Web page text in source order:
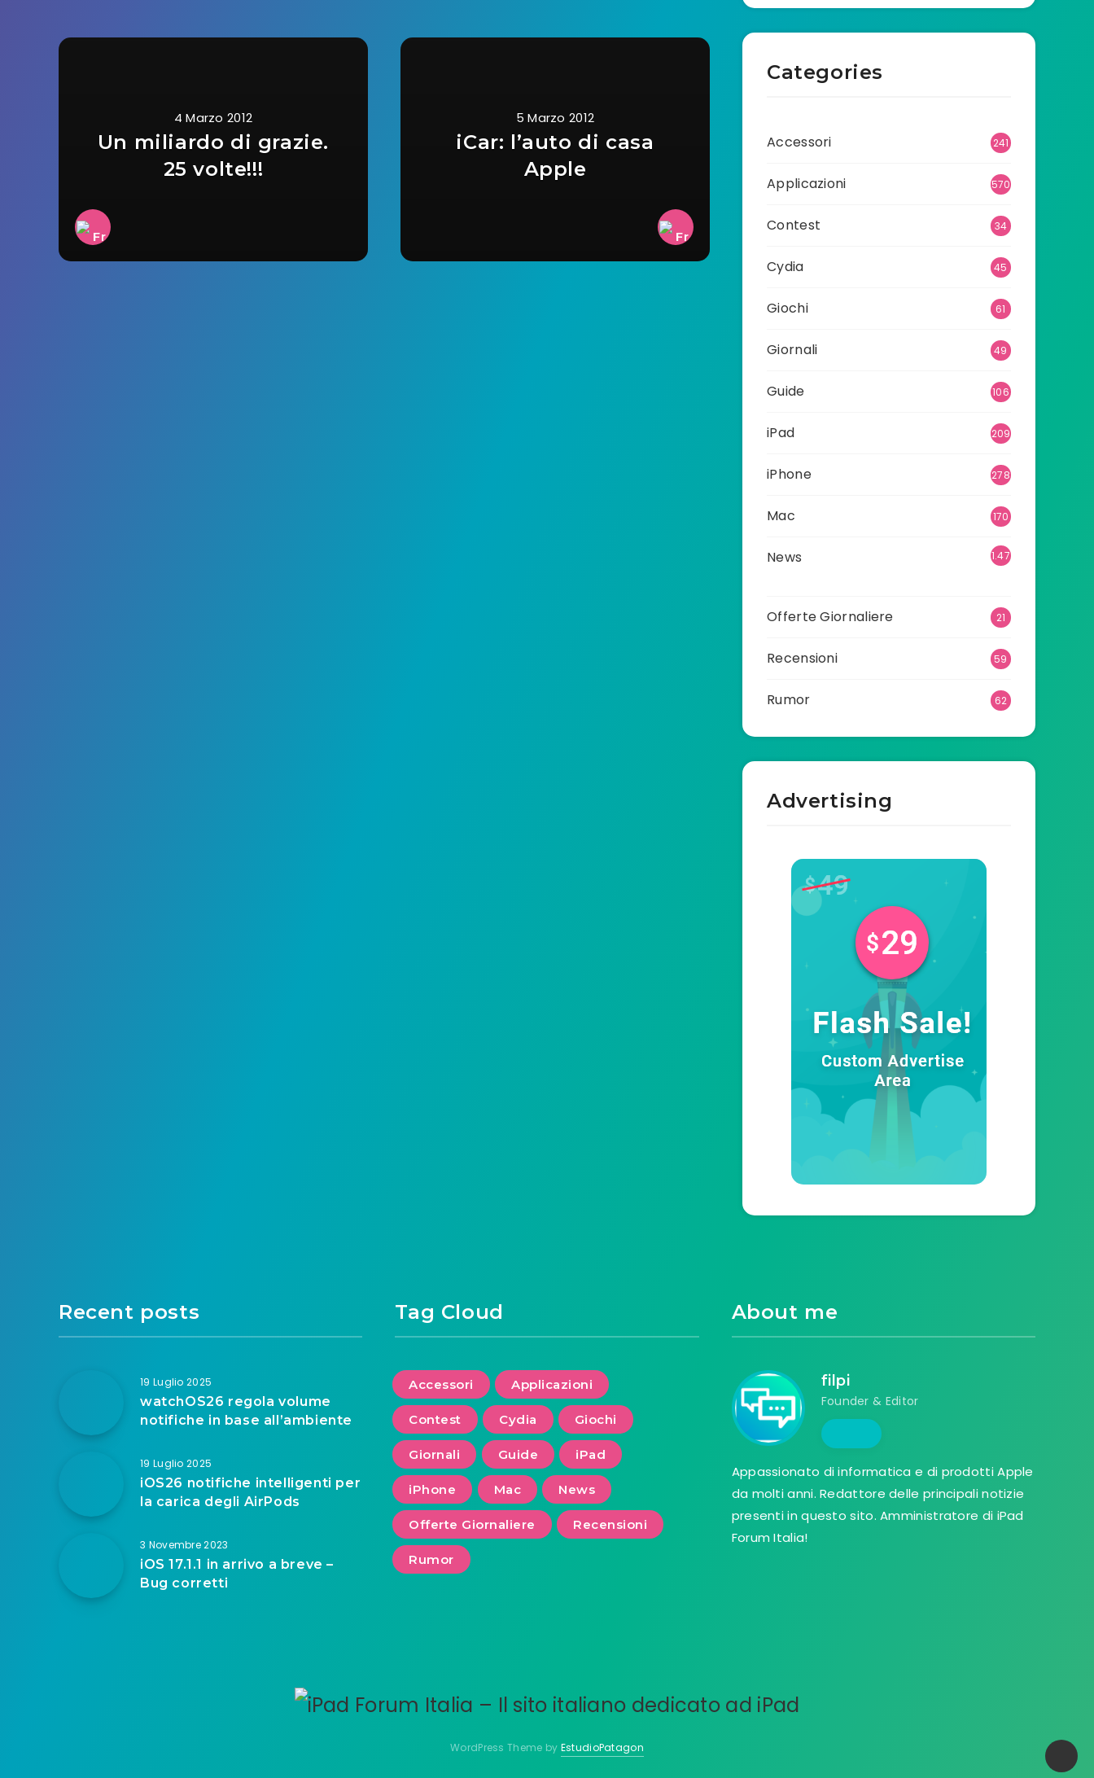
4 Marzo 2012
Un miliardo di grazie.
25 volte!!!
5 Marzo 2012
iCar: l’auto di casa
Apple
Categories
Accessori 241
Applicazioni 570
Contest 34
Cydia 45
Giochi 61
Giornali 49
Guide 106
iPad 209
iPhone 278
Mac 170
News
1.47
Offerte Giornaliere 21
Recensioni 59
Rumor 62
Advertising
Recent posts
19 Luglio 2025
watchOS26 regola volume
notifiche in base all’ambiente
19 Luglio 2025
iOS26 notifiche intelligenti per
la carica degli AirPods
3 Novembre 2023
iOS 17.1.1 in arrivo a breve –
Bug corretti
Tag Cloud
Accessori Applicazioni
Contest Cydia Giochi
Giornali Guide iPad
iPhone Mac News
Offerte Giornaliere Recensioni
Rumor
About me
filpi
Founder & Editor
Appassionato di informatica e di prodotti Apple
da molti anni. Redattore delle principali notizie
presenti in questo sito. Amministratore di iPad
Forum Italia!
WordPress Theme by EstudioPatagon